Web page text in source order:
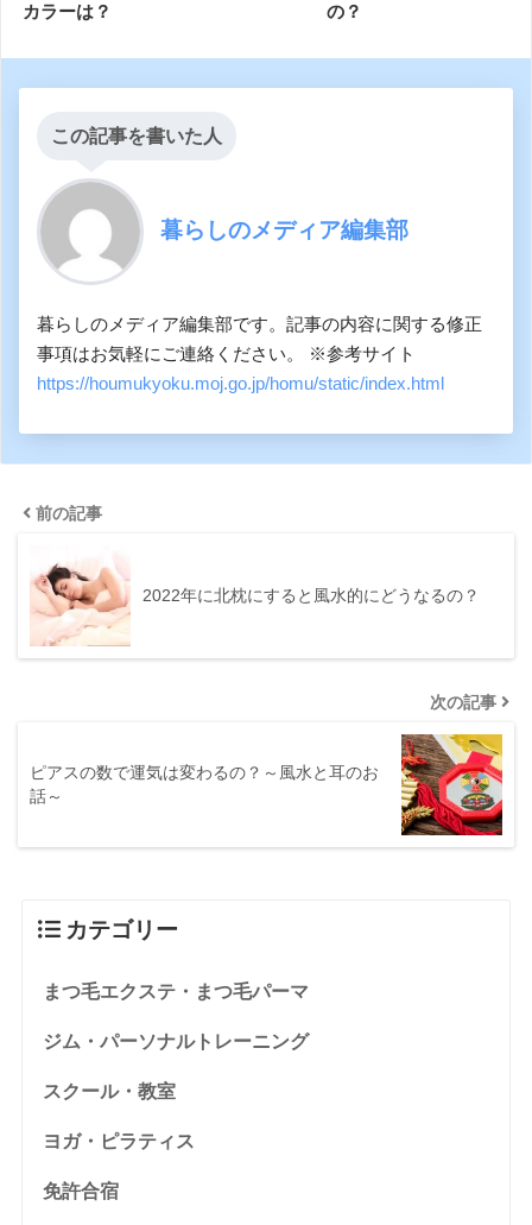
カラーは？
の？
この記事を書いた人
暮らしのメディア編集部
暮らしのメディア編集部です。記事の内容に関する修正
事項はお気軽にご連絡ください。 ※参考サイト
https://houmukyoku.moj.go.jp/homu/static/index.html
前の記事
2022年に北枕にすると風水的にどうなるの？
次の記事
ピアスの数で運気は変わるの？～風水と耳のお
話～
カテゴリー
まつ毛エクステ・まつ毛パーマ
ジム・パーソナルトレーニング
スクール・教室
ヨガ・ピラティス
免許合宿